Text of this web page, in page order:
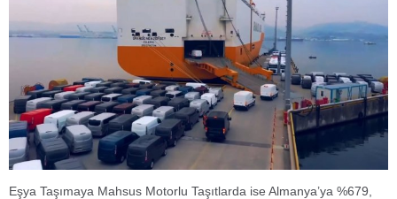
Eşya Taşımaya Mahsus Motorlu Taşıtlarda ise Almanya’ya %679,